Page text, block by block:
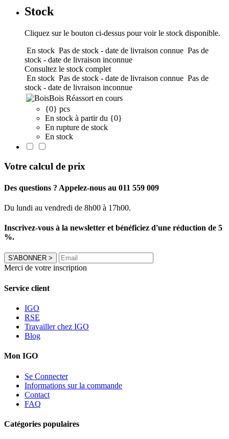
Stock
Cliquez sur le bouton ci-dessus pour voir le stock disponible.
En stock Pas de stock - date de livraison connue Pas de
stock - date de livraison inconnue
Consultez le stock complet
En stock Pas de stock - date de livraison connue Pas de
stock - date de livraison inconnue
Bois Réassort en cours
{0} pcs
En stock à partir du {0}
En rupture de stock
En stock
Votre calcul de prix
Des questions ? Appelez-nous au 011 559 009
Du lundi au vendredi de 8h00 à 17h00.
Inscrivez-vous à la newsletter et bénéficiez d'une réduction de 5
%.
S'ABONNER >
Merci de votre inscription
Service client
IGO
RSE
Travailler chez IGO
Blog
Mon IGO
Se Connecter
Informations sur la commande
Contact
FAQ
Catégories populaires